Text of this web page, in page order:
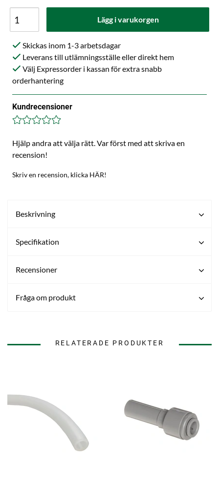
Lägg i varukorgen
Skickas inom 1-3 arbetsdagar
Leverans till utlämningsställe eller direkt hem
Välj Expressorder i kassan för extra snabb
orderhantering
Kundrecensioner
Hjälp andra att välja rätt. Var först med att skriva en
recension!
Skriv en recension, klicka HÄR!
Beskrivning
Specifikation
Recensioner
Fråga om produkt
RELATERADE PRODUKTER